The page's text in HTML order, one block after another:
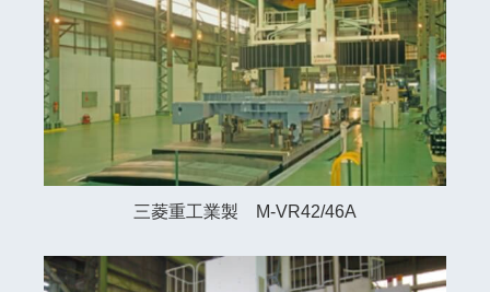
三菱重工業製 M-VR42/46A